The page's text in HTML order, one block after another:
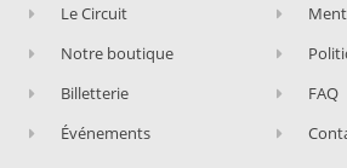
Le Circuit
Notre boutique
Billetterie
Événements
FAQ